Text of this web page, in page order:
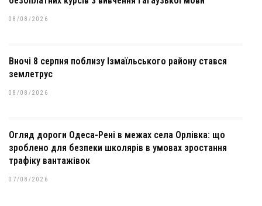
08/08/2026
Вночі 8 серпня поблизу Ізмаїльського району стався
землетрус
08/08/2026
Огляд дороги Одеса-Рені в межах села Орлівка: що
зроблено для безпеки школярів в умовах зростання
трафіку вантажівок
07/08/2026